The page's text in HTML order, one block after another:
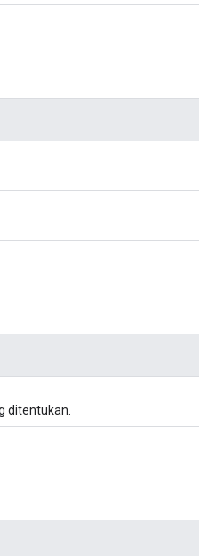
ditentukan.